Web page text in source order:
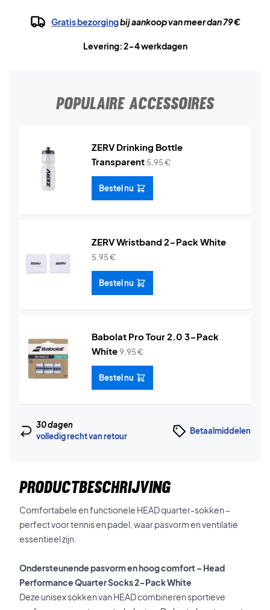
Gratis bezorgingbij aankoop van meer dan 79 €
Levering: 2-4 werkdagen
POPULAIRE ACCESSOIRES
ZERV Drinking Bottle
Transparent 5,95€
Bestel nu
ZERV Wristband 2-Pack White
5,95€
Bestel nu
Babolat Pro Tour 2.0 3-Pack
White9,95€
Bestel nu
30 dagen
volledig recht van retour
Betaalmiddelen
PRODUCTBESCHRIJVING
Comfortabele en functionele HEAD quarter-sokken –
perfect voor tennis en padel, waar pasvorm en ventilatie
essentieel zijn.
Ondersteunende pasvorm en hoog comfort – Head
Performance Quarter Socks 2-Pack White
Deze unisex sokken van HEAD combineren sportieve